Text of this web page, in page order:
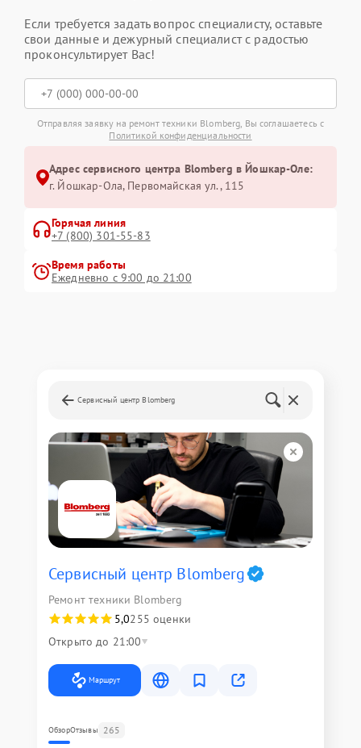
Если требуется задать вопрос специалисту, оставьте
свои данные и дежурный специалист с радостью
проконсультирует Вас!
Отправляя заявку на ремонт техники Blomberg, Вы соглашаетесь с
Политикой конфиденциальности
Адрес сервисного центра Blomberg в Йошкар-Оле:
г. Йошкар-Ола, Первомайская ул., 115
Горячая линия
+7 (800) 301-55-83
Время работы
Ежедневно с 9:00 до 21:00
Сервисный центр Blomberg
Сервисный центр Blomberg
Ремонт техники Blomberg
5,0255 оценки
Открыто до 21:00
Маршрут
ОбзорОтзывы 265